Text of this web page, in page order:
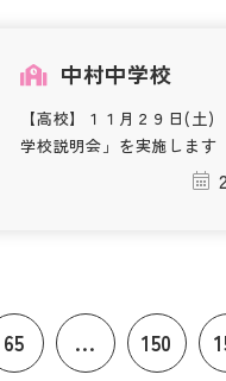
中村中学校
【高校】１１月２９日(土
学校説明会」を実施します
65 ... 150